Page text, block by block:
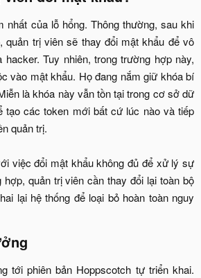
nhất của lỗ hổng. Thông thường, sau khi
quản trị viên sẽ thay đổi mật khẩu để vô
hacker. Tuy nhiên, trong trường hợp này,
vào mật khẩu. Họ đang nắm giữ khóa bí
là khóa này vẫn tồn tại trong cơ sở dữ
tạo các token mới bất cứ lúc nào và tiếp
quản trị.
việc đổi mật khẩu không đủ để xử lý sự
quản trị viên cần thay đổi lại toàn bộ
lại hệ thống để loại bỏ hoàn toàn nguy
tới phiên bản Hoppscotch tự triển khai.